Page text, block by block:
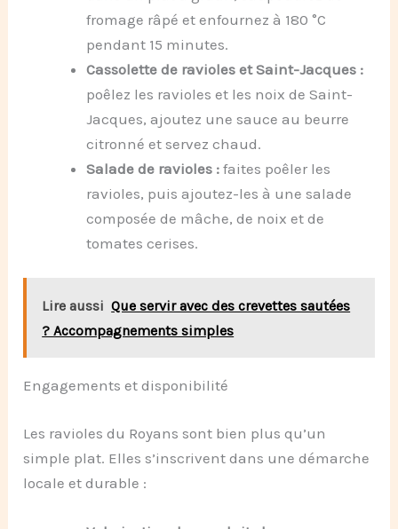
fromage râpé et enfournez à 180 °C
pendant 15 minutes.
Cassolette de ravioles et Saint-Jacques :
poêlez les ravioles et les noix de Saint-
Jacques, ajoutez une sauce au beurre
citronné et servez chaud.
Salade de ravioles : faites poêler les
ravioles, puis ajoutez-les à une salade
composée de mâche, de noix et de
tomates cerises.
Lire aussi Que servir avec des crevettes sautées
? Accompagnements simples
Engagements et disponibilité
Les ravioles du Royans sont bien plus qu’un
simple plat. Elles s’inscrivent dans une démarche
locale et durable :